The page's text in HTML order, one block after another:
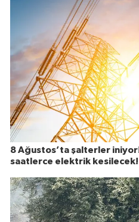
8 Ağustos’ta şalterler
saatlerce elektrik kesilecek!